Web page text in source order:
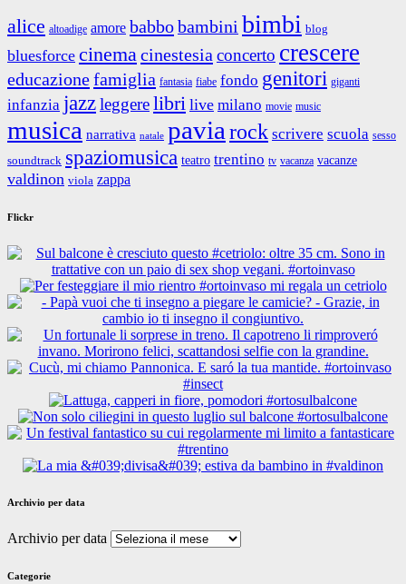
alice altoadige amore babbobambini bimbi blog
bluesforce cinemacinestesia concerto crescere
educazionefamiglia fantasia fiabe fondo genitori giganti
infanzia jazzleggerelibri live milano movie music
musica narrativa natale pavia rock scrivere scuola sesso
soundtrack spaziomusica teatro trentino tv vacanza vacanze
valdinon viola zappa
Flickr
Archivio per data
Archivio per data
Categorie